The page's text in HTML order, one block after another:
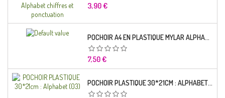
Prix
3,90 €
POCHOIR A4 EN PLASTIQUE MYLAR ALPHABET LETTRE TYPO CHARLEMAGNE 28 MM
Prix
7,50 €
POCHOIR PLASTIQUE 30*21CM : ALPHABET (03)